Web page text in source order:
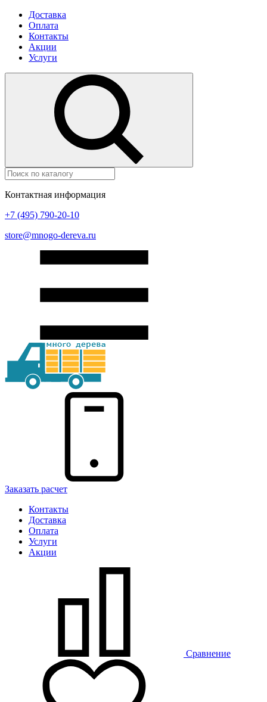
Доставка
Оплата
Контакты
Акции
Услуги
Контактная информация
+7 (495) 790-20-10
store@mnogo-dereva.ru
Заказать расчет
Контакты
Доставка
Оплата
Услуги
Акции
Сравнение